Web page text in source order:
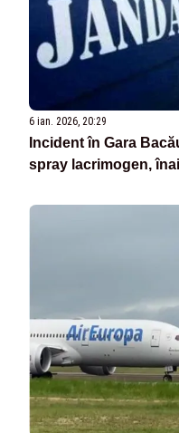
6 ian. 2026, 20:29
Incident în Gara
spray lacrimogen,